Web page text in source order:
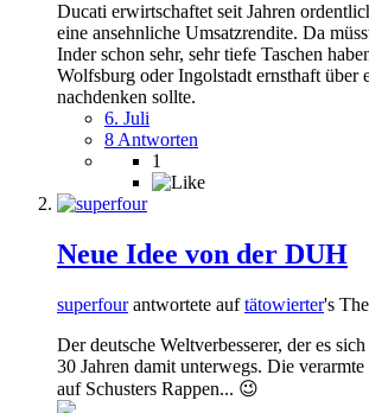
Ducati erwirtschaftet seit Jahren
eine ansehnliche Umsatzrendite. Da
Inder schon sehr, sehr tiefe Taschen
Wolfsburg oder Ingolstadt ernsthaft über
nachdenken sollte.
6. Juli
8 Antworten
1
Neue Idee von der DUH
superfourantwortete auftätowierter's
Der deutsche Weltverbesserer, der es
30 Jahren damit unterwegs. Die
auf Schusters Rappen... 😉